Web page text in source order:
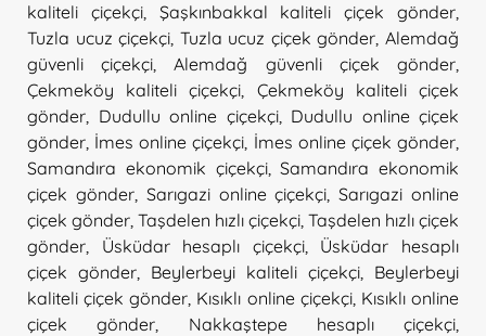
kaliteli çiçekçi, Şaşkınbakkal kaliteli çiçek gönder
Tuzla ucuz çiçekçi Tuzla ucuz çiçek gönder ,Alemdağ
güvenli çiçekçi ,Alemdağ güvenli çiçek gönder
Çekmeköy kaliteli çiçekçi
Çekmeköy kaliteli çiçek
gönder
Dudullu online çiçekçi, Dudullu online çiçek
gönder İmes online çiçekçi İmes online çiçek gönder
Samandıra ekonomik çiçekçi,Samandıra ekonomik
çiçek gönder, Sarıgazi online çiçekçi ,Sarıgazi online
çiçek gönder Taşdelen hızlı çiçekçi Taşdelen hızlı çiçek
gönder
Üsküdar hesaplı çiçekçi, Üsküdar hesaplı
çiçek gönder
Beylerbeyi kaliteli çiçekçi
Beylerbeyi
kaliteli çiçek gönder Kısıklı online çiçekçi, Kısıklı online
çiçek gönder
Nakkaştepe hesaplı çiçekçi